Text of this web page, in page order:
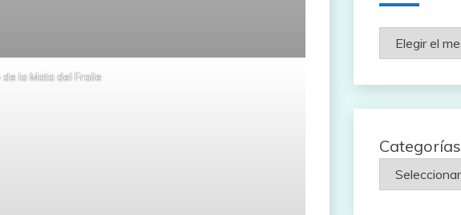
de la Mata del Fraile
Rutas
Categorías